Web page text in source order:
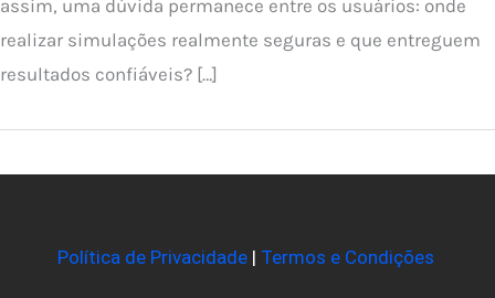
assim, uma dúvida permanece entre os usuários: onde
realizar simulações realmente seguras e que entreguem
resultados confiáveis? […]
Política de Privacidade| Termos e Condições